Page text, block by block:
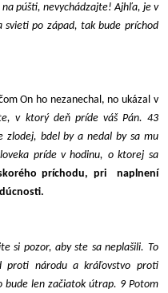
púšti, nevychádzajte! Ajhľa, je v
svieti po západ, tak bude príchod
On ho nezanechal, no ukázal v
v ktorý deň príde váš Pán. 43
zlodej, bdel by a nedal by sa mu
príde v hodinu, o ktorej sa
príchodu, pri naplnení
si pozor, aby ste sa neplašili. To
proti národu a kráľovstvo proti
bude len začiatok útrap. 9 Potom